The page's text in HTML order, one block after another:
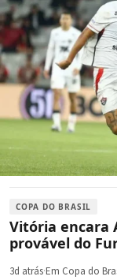
COPA DO BRASIL
Vitória encara
provável do
3d atrás·Em Copa do